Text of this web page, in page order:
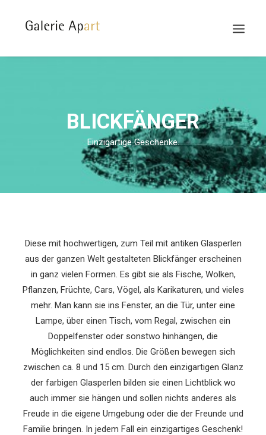
IMPRESSUM
MARCELLALASSEN.COM
HAMBURGER-ART.COM
BLICKFÄNGER
Einzigartige Geschenke.
Diese mit hochwertigen, zum Teil mit antiken Glasperlen
aus der ganzen Welt gestalteten Blickfänger erscheinen
in ganz vielen Formen. Es gibt sie als Fische, Wolken,
Pflanzen, Früchte, Cars, Vögel, als Karikaturen, und vieles
mehr. Man kann sie ins Fenster, an die Tür, unter eine
Lampe, über einen Tisch, vom Regal, zwischen ein
Doppelfenster oder sonstwo hinhängen, die
Möglichkeiten sind endlos. Die Größen bewegen sich
zwischen ca. 8 und 15 cm. Durch den einzigartigen Glanz
der farbigen Glasperlen bilden sie einen Lichtblick wo
auch immer sie hängen und sollen nichts anderes als
Freude in die eigene Umgebung oder die der Freunde und
Familie bringen. In jedem Fall ein einzigartiges Geschenk!